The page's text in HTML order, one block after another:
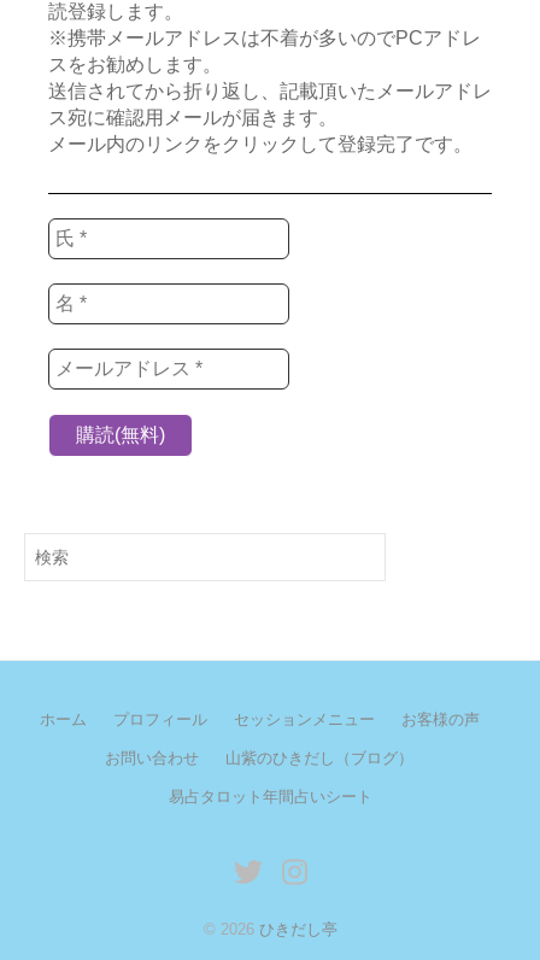
読登録します。
※携帯メールアドレスは不着が多いのでPCアドレ
スをお勧めします。
送信されてから折り返し、記載頂いたメールアドレ
ス宛に確認用メールが届きます。
メール内のリンクをクリックして登録完了です。
検
ホーム プロフィール セッションメニュー お客様の声
お問い合わせ 山紫のひきだし（ブログ）
易占タロット年間占いシート
twitterinstagram
© 2026 ひきだし亭